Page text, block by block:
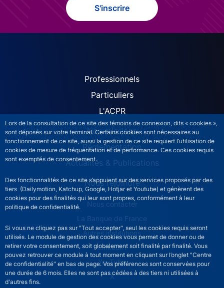
Lors de la consultation de ce site des témoins de connexion, dits « cookies »,
sont déposés sur votre terminal. Certains cookies sont nécessaires au
fonctionnement de ce site, aussi la gestion de ce site requiert l’utilisation de
cookies de mesure de fréquentation et de performance. Ces cookies requis
sont exemptés de consentement.
Des fonctionnalités de ce site s’appuient sur des services proposés par des
tiers (Dailymotion, Katchup, Google, Hotjar et Youtube) et génèrent des
cookies pour des finalités qui leur sont propres, conformément à leur
politique de confidentialité.
Si vous ne cliquez pas sur "Tout accepter", seul les cookies requis seront
utilisés. Le module de gestion des cookies vous permet de donner ou de
retirer votre consentement, soit globalement soit finalité par finalité. Vous
pouvez retrouver ce module à tout moment en cliquant sur l’onglet "Centre
de confidentialité" en bas de page. Vos préférences sont conservées pour
une durée de 6 mois. Elles ne sont pas cédées à des tiers ni utilisées à
d'autres fins.
S'inscrire
ACPR site navigation
Professionnels
Particuliers
L'ACPR
Nos missions
Réglementation
Actualités & Publications
Nous rejoindre
ACPR footer secondary menu (French)
Nous contacter
La Banque de France
Autres institutions
LinkedIn
YouTube
X